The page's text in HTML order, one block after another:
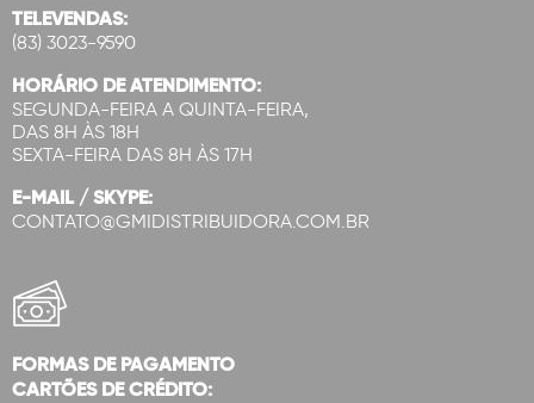
TELEVENDAS:
(83) 3023-9590
HORÁRIO DE ATENDIMENTO:
SEGUNDA-FEIRA A QUINTA-FEIRA,
DAS 8H ÀS 18H
SEXTA-FEIRA DAS 8H ÀS 17H
E-MAIL / SKYPE:
CONTATO@GMIDISTRIBUIDORA.COM.BR
FORMAS DE PAGAMENTO
CARTÕES DE CRÉDITO: